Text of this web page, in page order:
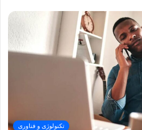
تکنولوژی و فناوری